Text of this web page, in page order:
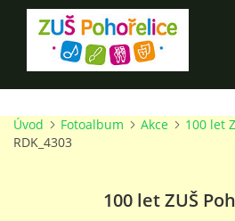
ÚVOD
Úvod Fotoalbum Akce
100 let
RDK_4303
100 let ZUŠ